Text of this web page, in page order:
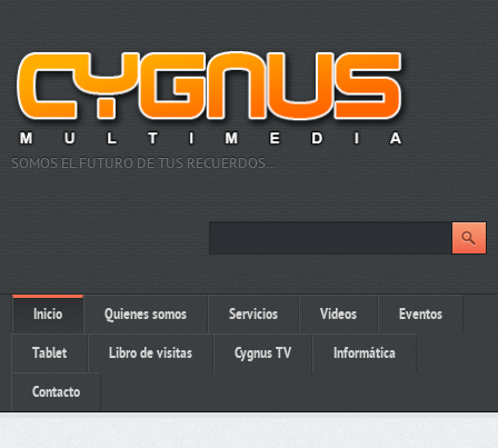
SOMOS EL FUTURO DE TUS RECUERDOS…
Inicio Quienes somos Servicios Videos Eventos
Tablet Libro de visitas Cygnus TV Informática
Contacto